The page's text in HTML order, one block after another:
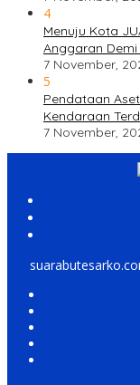
4
Menuju Kota
Anggaran
7 November,
5
Pendataan
Kendaraan
7 November,